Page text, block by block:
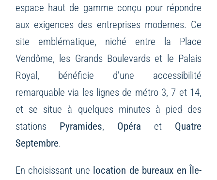
espace haut de gamme conçu pour répondre
aux exigences des entreprises modernes. Ce
site emblématique, niché entre la Place
Vendôme, les Grands Boulevards et le Palais
Royal, bénéficie d’une accessibilité
remarquable via les lignes de métro 3, 7 et 14,
et se situe à quelques minutes à pied des
stations Pyramides, Opéra et Quatre
Septembre.
En choisissant une location de bureaux en Île-